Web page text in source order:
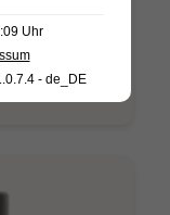
Uhr
- de_DE